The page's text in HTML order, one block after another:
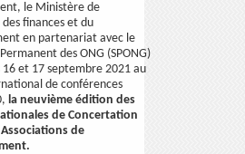
le Ministère de
des finances et du
en partenariat avec le
des ONG (SPONG)
16 et 17 septembre 2021 au
de conférences
la neuvième édition des
de Concertation
de